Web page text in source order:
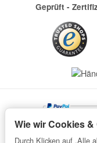
Geprüft -
Wie wir Cookies
Durch Klicken auf „Alle